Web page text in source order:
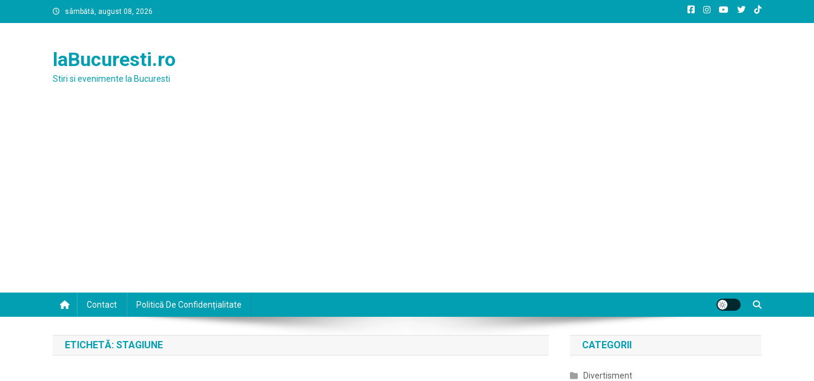
to
sâmbătă, august 08, 2026
laBucuresti.ro
Stiri si evenimente la Bucuresti
Contact Politică De Confidențialitate
ETICHETĂ: STAGIUNE CATEGORII
Divertisment